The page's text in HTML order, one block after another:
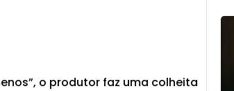
o produtor faz uma colheita